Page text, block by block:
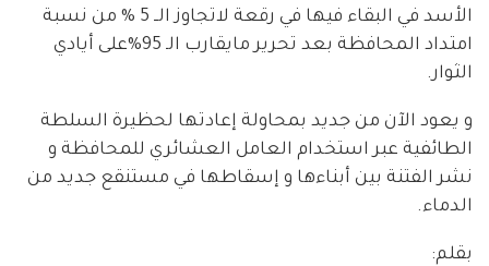
الأسد في البقاء فيها في رقعة لاتجاوز الــ 5 % من نسبة
امتداد المحافظة بعد تحرير مايقارب الـ 95%على أيادي
الثوار.
و يعود الآن من جديد بمحاولة إعادتها لحظيرة السلطة
الطائفية عبر استخدام العامل العشائري للمحافظة و
نشر الفتنة بين أبناءها و إسقاطها في مستنقع جديد من
الدماء.
بقلم: